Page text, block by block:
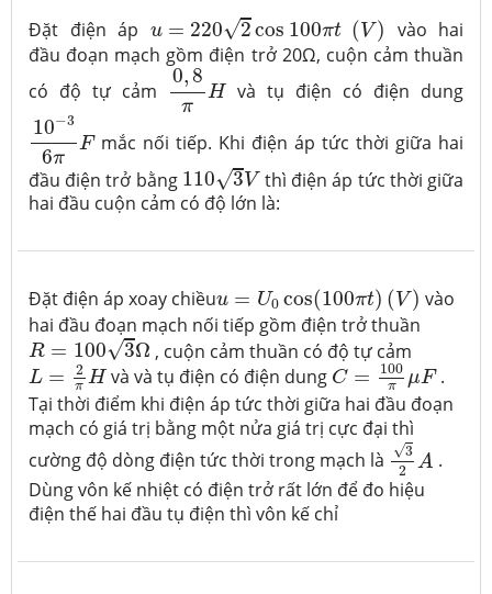
Đặt điện áp u = 220√2 cos 100πt ( V )
2202 cos 100πt(V )
vào hai
đầu đoạn mạch gồm điện trở 20Ω, cuộn cảm thuần
có độ tự cảm
0,8
π
H
0,8πH
và tụ điện có điện dung
10−3
6π
F
10−3
mắc nối tiếp. Khi điện áp tức thời giữa hai
đầu điện trở bằng 110√3V
110 3V
thì điện áp tức thời giữa
hai đầu cuộn cảm có độ lớn là:
Đặt điện áp xoay chiềuu = U0 cos(100πt) ( V)
u 0cos(100πt)(V)
vào
hai đầu đoạn mạch nối tiếp gồm điện trở thuần
R = 100√3Ω
R= 1003Ω , cuộn cảm thuần có độ tự cảm
L = 2
π H
L= 2πH và và tụ điện có điện dung C = 100
π μF
C=100πμ F .
Tại thời điểm khi điện áp tức thời giữa hai đầu đoạn
mạch có giá trị bằng một nửa giá trị cực đại thì
cường độ dòng điện tức thời trong mạch là
√3
2
A
32
.
Dùng vôn kế nhiệt có điện trở rất lớn để đo hiệu
điện thế hai đầu tụ điện thì vôn kế chỉ